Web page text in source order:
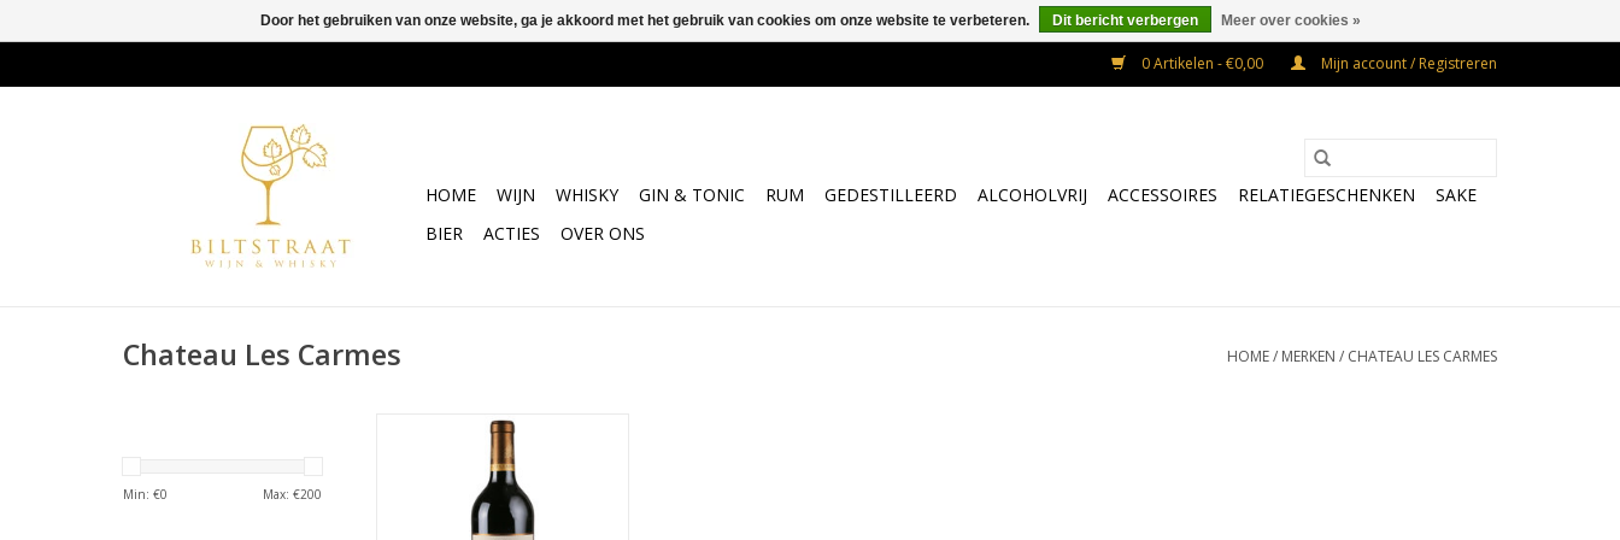
0 Artikelen - €0,00 Mijn account / Registreren
HOME WIJN WHISKY GIN & TONIC RUM GEDESTILLEERD ALCOHOLVRIJ ACCESSOIRES RELATIEGESCHENKEN
SAKE
BIER
ACTIES OVER ONS
Chateau Les Carmes HOME/ MERKEN / CHATEAU LES CARMES
Min: €0 Max: €200
Chateau Les Carmes Haut Brion
2019
TOEVOEGEN AAN WINKELWAGEN
Door het gebruiken van onze website, ga je akkoord met het gebruik van cookies om onze website te verbeteren. Dit bericht verbergen Meer over cookies »